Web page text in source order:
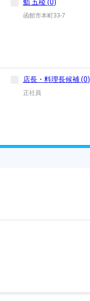
鮨 五稜 (0)
函館市本町33-7
店長・料理長候補(0)
正社員